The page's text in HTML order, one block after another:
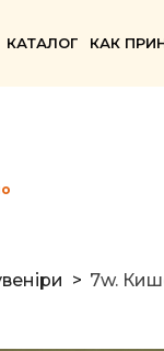
КАТАЛОГ КАК
7w.